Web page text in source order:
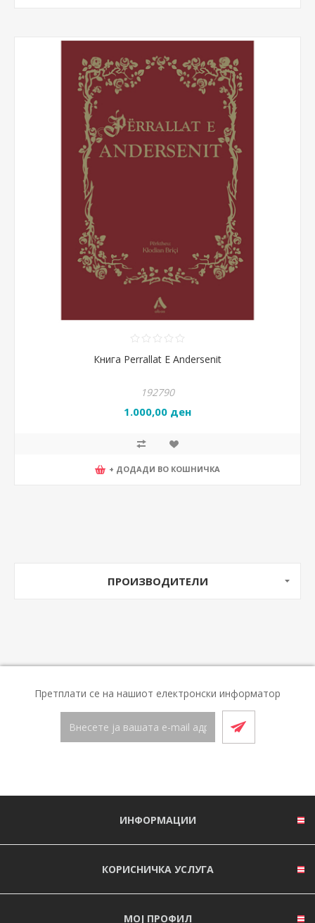
Книга Perrallat E Andersenit
192790
1.000,00 ден
+ ДОДАДИ ВО КОШНИЧКА
ПРОИЗВОДИТЕЛИ
Претплати се на нашиот електронски информатор
ИНФОРМАЦИИ
КОРИСНИЧКА УСЛУГА
МОЈ ПРОФИЛ